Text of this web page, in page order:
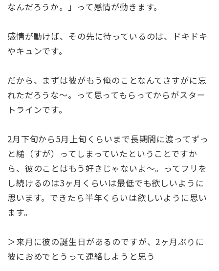
なんだろうか。」って感情が動きます。
感情が動けば、その先に待っているのは、ドキドキ
やキュンです。
だから、まずは彼がもう俺のことなんてさすがに忘
れただろうな～。って思ってもらってからがスター
トラインです。
2月下旬から5月上旬くらいまで長期間に渡ってずっ
と縋（すが）ってしまっていたということですか
ら、彼のことはもう好きじゃないよ～。ってフリを
し続けるのは3ヶ月くらいは最低でも欲しいように
思います。できたら半年くらいは欲しいように思い
ます。
＞来月に彼の誕生日があるのですが、2ヶ月ぶりに
彼におめでとうって連絡しようと思う